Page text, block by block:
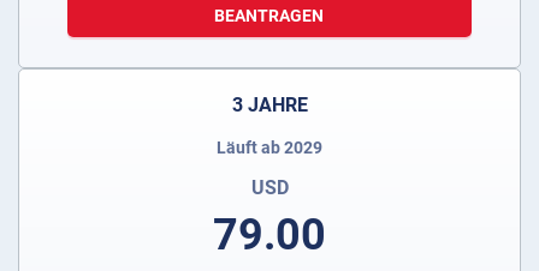
BEANTRAGEN
3 JAHRE
Läuft ab 2029
USD
79.00